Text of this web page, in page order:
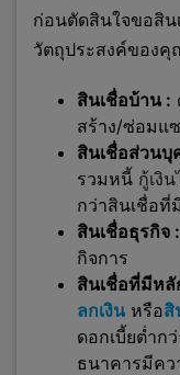
ก่อนตัดสินใจขอสิน
วัตถุประสงค์ของ
สินเชื่อบ้าน :
สร้าง/ซ่อมแ
สินเชื่อส่วนบุ
รวมหนี้ กู้เงิ
กว่าสินเชื่อ
สินเชื่อธุรกิจ :
กิจการ
สินเชื่อที่มีห
ลกเงิน หรือสิ
ดอกเบี้ยต่ำก
ธนาคารมีคว